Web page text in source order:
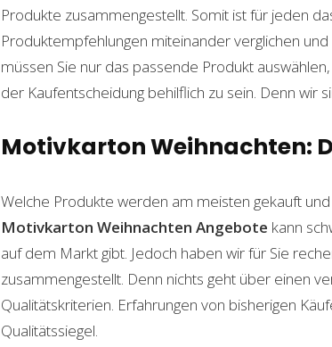
Produkte zusammengestellt. Somit ist für jeden
Produktempfehlungen miteinander verglichen
müssen Sie nur das passende Produkt
der Kaufentscheidung behilflich zu sein. Denn wir
Motivkarton Weihnachten:
Welche Produkte werden am meisten gekauft
Motivkarton Weihnachten Angebote kann
auf dem Markt gibt. Jedoch haben wir für Sie
zusammengestellt. Denn nichts geht über einen
Qualitätskriterien. Erfahrungen von bisherigen
Qualitätssiegel.